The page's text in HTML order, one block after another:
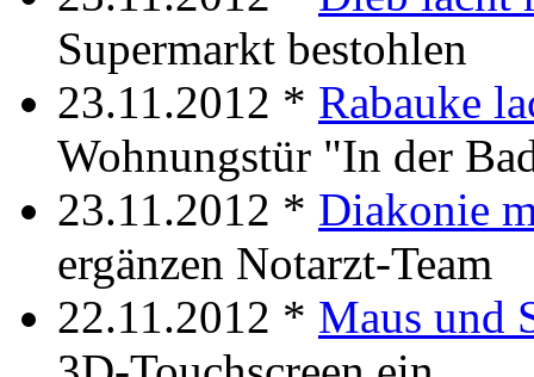
Supermarkt bestohlen
23.11.2012 * Rabauke
Wohnungstür "In der
23.11.2012 * Diakonie
ergänzen Notarzt-Team
22.11.2012 * Maus und